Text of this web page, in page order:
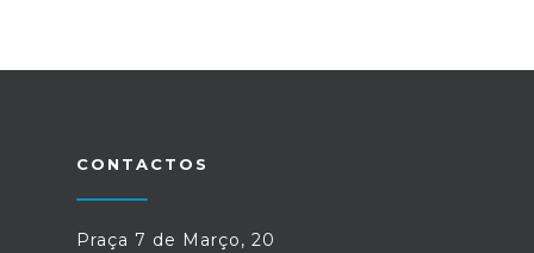
CONTACTOS
Praça 7 de Março, 20